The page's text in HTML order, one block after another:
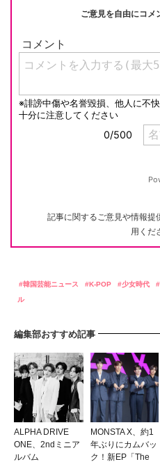
ご意見を自由にコメ
記事に関するご意見や情報提
用くだ
韓国芸能ニュース K-POP 少女時代
ル
編集部おすすめ記事
ALPHA DRIVE
ONE、2ndミニア
ルバム
MONSTA X、約1
年ぶりにカムバッ
ク！新EP「The